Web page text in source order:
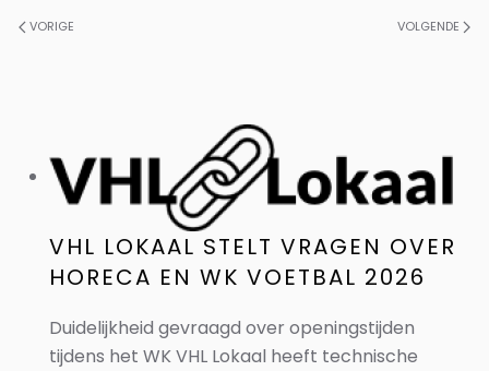
VORIGE VOLGENDE
VHL LOKAAL STELT VRAGEN OVER
HORECA EN WK VOETBAL 2026
Duidelijkheid gevraagd over openingstijden
tijdens het WK VHL Lokaal heeft technische